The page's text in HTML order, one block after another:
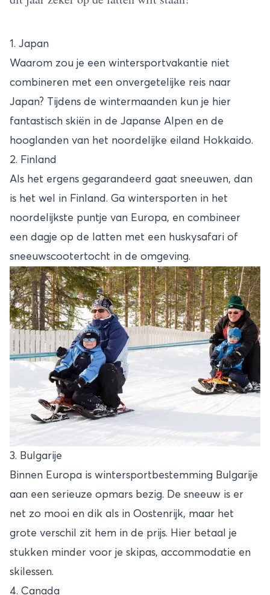
1. Japan
Waarom zou je een wintersportvakantie niet
combineren met een onvergetelijke reis naar
Japan? Tijdens de wintermaanden kun je hier
fantastisch skiën in de Japanse Alpen en de
hooglanden van het noordelijke eiland Hokkaido.
2. Finland
Als het ergens gegarandeerd gaat sneeuwen, dan
is het wel in Finland. Ga wintersporten in het
noordelijkste puntje van Europa, en combineer
een dagje op de latten met een huskysafari of
sneeuwscootertocht in de omgeving.
3. Bulgarije
Binnen Europa is wintersportbestemming Bulgarije
aan een serieuze opmars bezig. De sneeuw is er
net zo mooi en dik als in Oostenrijk, maar het
grote verschil zit hem in de prijs. Hier betaal je
stukken minder voor je skipas, accommodatie en
skilessen.
4. Canada